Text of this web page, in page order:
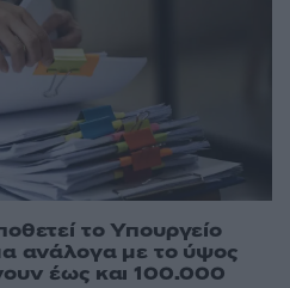
το Υπουργείο
ανάλογα με το ύψος
έως και 100.000